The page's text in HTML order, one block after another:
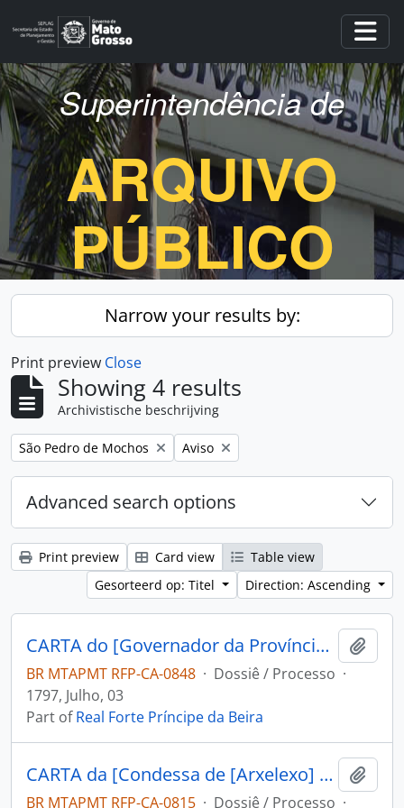
Skip to main content
Superintendência de
ARQUIVO
PÚBLICO
Narrow your results by:
Print preview Close
Showing 4 results
Archivistische beschrijving
Remove filter:
São Pedro de Mochos Remove filter:
Aviso
Advanced search options
Print preview Card view
Table view
Gesorteerd op: Titel
Direction: Ascending
CARTA do [Governador da Província de Mochos] Miguel Zamora Freviño Nassare Manrique de Lara ao Capitão Engenheiro e Comandante do Forte Príncipe da Beira José Pinheiro de Lacerda.
BR MTAPMT RFP-CA-0848 · Dossiê / Processo ·
1797, Julho, 03
Part ofReal Forte Príncipe da Beira
CARTA da [Condessa de [Arxelexo] D. Maria Rosa ao Capitão Engenheiro e Comandante do Forte Príncipe da Beira José Pinheiro de Lacerda.
BR MTAPMT RFP-CA-0815 · Dossiê / Processo ·